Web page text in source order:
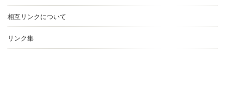
相互リンクについて
リンク集